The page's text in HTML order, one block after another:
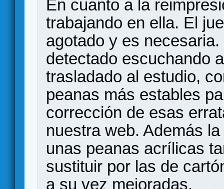
En cuanto a la
trabajando en ella. El
agotado y es
detectado escuchando
trasladado al estudio,
peanas más estables
corrección de esas
nuestra web. Además
unas peanas acrílicas
sustituir por las de
a su vez mejoradas.